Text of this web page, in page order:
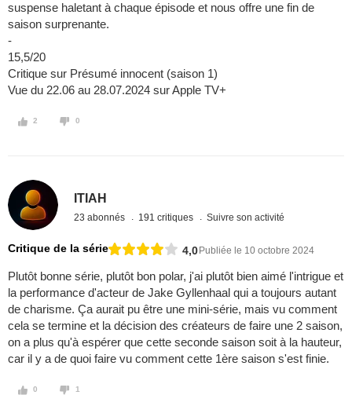
suspense haletant à chaque épisode et nous offre une fin de
saison surprenante.
-
15,5/20
Critique sur Présumé innocent (saison 1)
Vue du 22.06 au 28.07.2024 sur Apple TV+
2 0
ITIAH
23 abonnés 191 critiques Suivre son activité
Critique de la série 4,0 Publiée le 10 octobre 2024
Plutôt bonne série, plutôt bon polar, j'ai plutôt bien aimé l'intrigue et
la performance d'acteur de Jake Gyllenhaal qui a toujours autant
de charisme. Ça aurait pu être une mini-série, mais vu comment
cela se termine et la décision des créateurs de faire une 2 saison,
on a plus qu'à espérer que cette seconde saison soit à la hauteur,
car il y a de quoi faire vu comment cette 1ère saison s'est finie.
0 1